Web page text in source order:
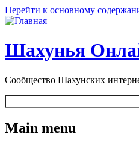
Перейти к основному
Шахунья
Сообщество Шахунских
Main menu